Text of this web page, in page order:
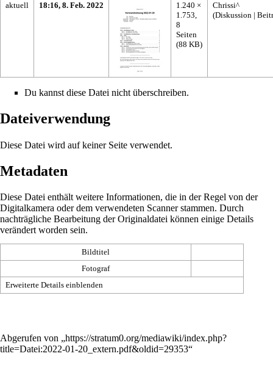
aktuell
18:16, 8. Feb. 2022
1.240 ×
1.753,
8
Seiten
(88 KB)
Chrissi^
(Diskussion |
Du kannst diese Datei nicht überschreiben.
Dateiverwendung
Diese Datei wird auf keiner Seite verwendet.
Metadaten
Diese Datei enthält weitere Informationen, die in der Regel von der
Digitalkamera oder dem verwendeten Scanner stammen. Durch
nachträgliche Bearbeitung der Originaldatei können einige Details
verändert worden sein.
Bildtitel
Fotograf
Erweiterte Details einblenden
Abgerufen von „https://stratum0.org/mediawiki/index.php?
title=Datei:2022-01-20_extern.pdf&oldid=29353“